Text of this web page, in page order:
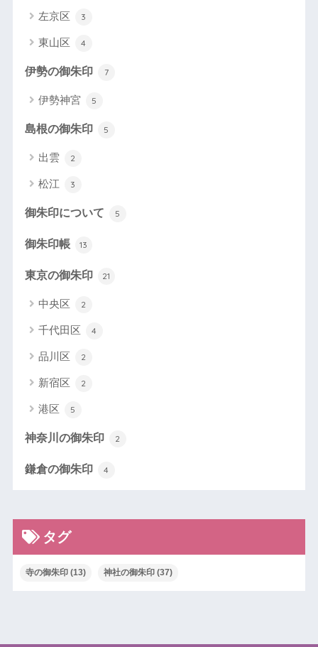
左京区 3
東山区 4
伊勢の御朱印 7
伊勢神宮 5
島根の御朱印 5
出雲 2
松江 3
御朱印について 5
御朱印帳 13
東京の御朱印 21
中央区 2
千代田区 4
品川区 2
新宿区 2
港区 5
神奈川の御朱印 2
鎌倉の御朱印 4
タグ
寺の御朱印(13) 神社の御朱印(37)